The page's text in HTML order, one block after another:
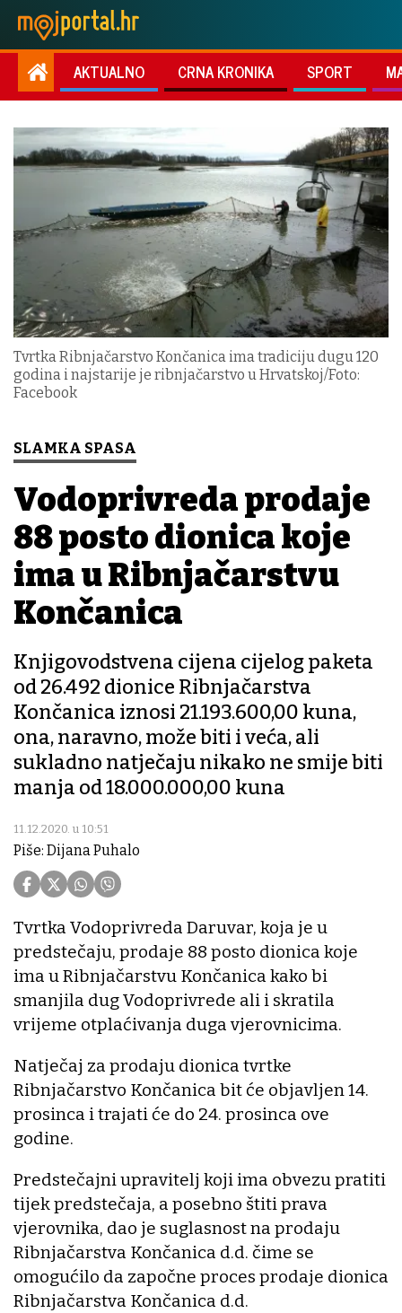
AKTUALNO CRNA KRONIKA SPORT
Tvrtka Ribnjačarstvo Končanica ima tradiciju dugu 120
godina i najstarije je ribnjačarstvo u Hrvatskoj/Foto:
Facebook
SLAMKA SPASA
Vodoprivreda prodaje
88 posto dionica koje
ima u Ribnjačarstvu
Končanica
Knjigovodstvena cijena cijelog paketa
od 26.492 dionice Ribnjačarstva
Končanica iznosi 21.193.600,00 kuna,
ona, naravno, može biti i veća, ali
sukladno natječaju nikako ne smije biti
manja od 18.000.000,00 kuna
11.12.2020. u 10:51
Piše: Dijana Puhalo
Tvrtka Vodoprivreda Daruvar, koja je u
predstečaju, prodaje 88 posto dionica koje
ima u Ribnjačarstvu Končanica kako bi
smanjila dug Vodoprivrede ali i skratila
vrijeme otplaćivanja duga vjerovnicima.
Natječaj za prodaju dionica tvrtke
Ribnjačarstvo Končanica bit će objavljen 14.
prosinca i trajati će do 24. prosinca ove
godine.
Predstečajni upravitelj koji ima obvezu pratiti
tijek predstečaja, a posebno štiti prava
vjerovnika, dao je suglasnost na prodaju
Ribnjačarstva Končanica d.d. čime se
omogućilo da započne proces prodaje dionica
Ribnjačarstva Končanica d.d.